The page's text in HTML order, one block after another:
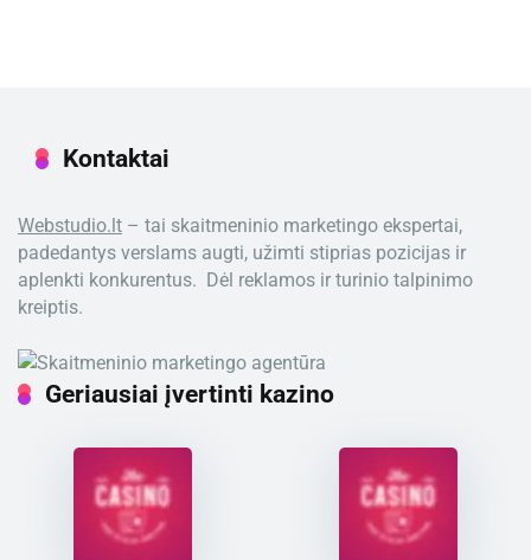
Kontaktai
Webstudio.lt – tai skaitmeninio marketingo ekspertai,
padedantys verslams augti, užimti stiprias pozicijas ir
aplenkti konkurentus. Dėl reklamos ir turinio talpinimo
kreiptis.
Geriausiai įvertinti kazino